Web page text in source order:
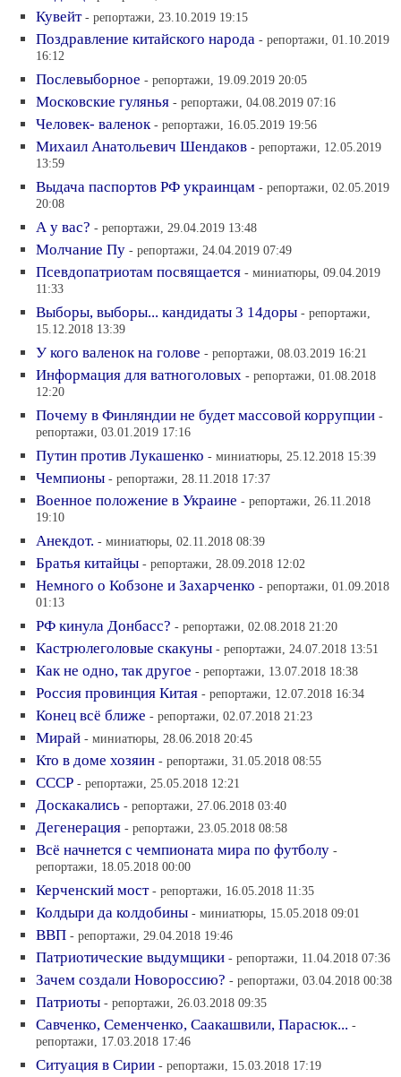
Кувейт - репортажи, 23.10.2019 19:15
Поздравление китайского народа - репортажи, 01.10.2019
16:12
Послевыборное - репортажи, 19.09.2019 20:05
Московские гулянья - репортажи, 04.08.2019 07:16
Человек- валенок - репортажи, 16.05.2019 19:56
Михаил Анатольевич Шендаков - репортажи, 12.05.2019
13:59
Выдача паспортов РФ украинцам - репортажи, 02.05.2019
20:08
А у вас? - репортажи, 29.04.2019 13:48
Молчание Пу - репортажи, 24.04.2019 07:49
Псевдопатриотам посвящается - миниатюры, 09.04.2019
11:33
Выборы, выборы... кандидаты 3 14доры - репортажи,
15.12.2018 13:39
У кого валенок на голове - репортажи, 08.03.2019 16:21
Информация для ватноголовых - репортажи, 01.08.2018
12:20
Почему в Финляндии не будет массовой коррупции -
репортажи, 03.01.2019 17:16
Путин против Лукашенко - миниатюры, 25.12.2018 15:39
Чемпионы - репортажи, 28.11.2018 17:37
Военное положение в Украине - репортажи, 26.11.2018
19:10
Анекдот. - миниатюры, 02.11.2018 08:39
Братья китайцы - репортажи, 28.09.2018 12:02
Немного о Кобзоне и Захарченко - репортажи, 01.09.2018
01:13
РФ кинула Донбасс? - репортажи, 02.08.2018 21:20
Кастрюлеголовые скакуны - репортажи, 24.07.2018 13:51
Как не одно, так другое - репортажи, 13.07.2018 18:38
Россия провинция Китая - репортажи, 12.07.2018 16:34
Конец всё ближе - репортажи, 02.07.2018 21:23
Мирай - миниатюры, 28.06.2018 20:45
Кто в доме хозяин - репортажи, 31.05.2018 08:55
СССР - репортажи, 25.05.2018 12:21
Доскакались - репортажи, 27.06.2018 03:40
Дегенерация - репортажи, 23.05.2018 08:58
Всё начнется с чемпионата мира по футболу -
репортажи, 18.05.2018 00:00
Керченский мост - репортажи, 16.05.2018 11:35
Колдыри да колдобины - миниатюры, 15.05.2018 09:01
ВВП - репортажи, 29.04.2018 19:46
Патриотические выдумщики - репортажи, 11.04.2018 07:36
Зачем создали Новороссию? - репортажи, 03.04.2018 00:38
Патриоты - репортажи, 26.03.2018 09:35
Савченко, Семенченко, Саакашвили, Парасюк... -
репортажи, 17.03.2018 17:46
Ситуация в Сирии - репортажи, 15.03.2018 17:19